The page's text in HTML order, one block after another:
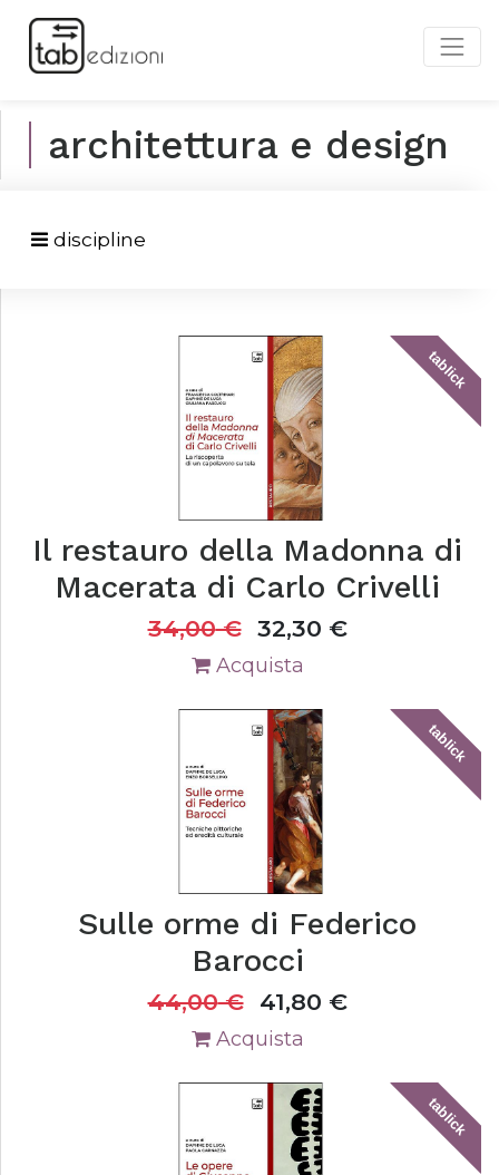
architettura e design
discipline
tablick
Il restauro della Madonna di
Macerata di Carlo Crivelli
34,00€ 32,30 €
Acquista
tablick
Sulle orme di Federico
Barocci
44,00€ 41,80 €
Acquista
tablick